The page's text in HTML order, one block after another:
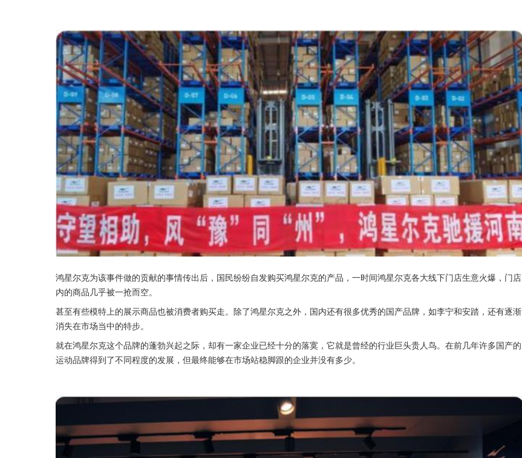
鸿星尔克为该事件做的贡献的事情传出后，国民纷纷自发购买鸿星尔克的产品，一时间鸿星尔克各大线下门店生意火爆，门店
内的商品几乎被一抢而空。
甚至有些模特上的展示商品也被消费者购买走。除了鸿星尔克之外，国内还有很多优秀的国产品牌，如李宁和安踏，还有逐渐
消失在市场当中的特步。
就在鸿星尔克这个品牌的蓬勃兴起之际，却有一家企业已经十分的落寞，它就是曾经的行业巨头贵人鸟。在前几年许多国产的
运动品牌得到了不同程度的发展，但最终能够在市场站稳脚跟的企业并没有多少。